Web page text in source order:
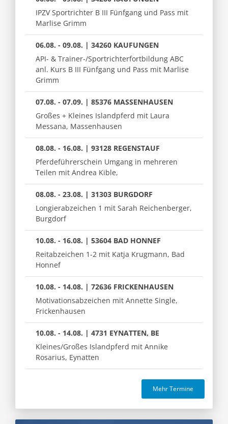
IPZV Sportrichter B III Fünfgang und Pass mit
Marlise Grimm
06.08. - 09.08. | 34260 KAUFUNGEN
API- & Trainer-/Sportrichterfortbildung ABC
anl. Kurs B III Fünfgang und Pass mit Marlise
Grimm
07.08. - 07.09. | 85376 MASSENHAUSEN
Großes + Kleines Islandpferd mit Laura
Messana, Massenhausen
08.08. - 16.08. | 93128 REGENSTAUF
Pferdeführerschein Umgang in mehreren
Teilen mit Andrea Kible,
08.08. - 23.08. | 31303 BURGDORF
Longierabzeichen 1 mit Sarah Reichenberger,
Burgdorf
10.08. - 16.08. | 53604 BAD HONNEF
Reitabzeichen 1-2 mit Katja Krugmann, Bad
Honnef
10.08. - 14.08. | 72636 FRICKENHAUSEN
Motivationsabzeichen mit Annette Single,
Frickenhausen
10.08. - 14.08. | 4731 EYNATTEN, BE
Kleines/Großes Islandpferd mit Annike
Rosarius, Eynatten
Mehr Termine